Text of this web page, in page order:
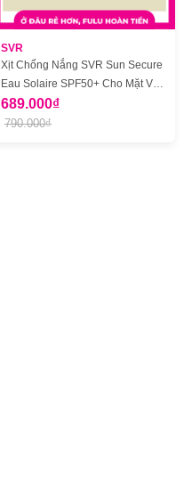
SVR
Xịt Chống Nắng SVR Sun Secure
Eau Solaire SPF50+ Cho Mặt Và
Toàn Thân 200ml
689.000₫
790.000₫